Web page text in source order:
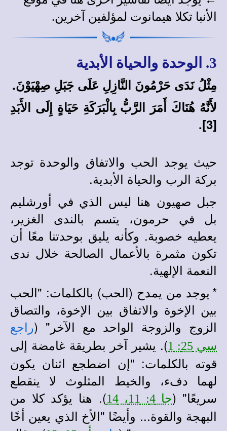
الأنبا تكلا هيمانوت لمؤلفين آخرين.
3. الوحدة والحياة الأبدية
مِثْلُ نَدَى حَرْمُونَ النَّازِلِ عَلَى جَبَلِ صِهْيَوْنَ.
لأَنَّهُ هُنَاكَ أَمَرَ الرَّبُّ بِالْبَرَكَةِ حَيَاةٍ إِلَى الأَبَدِ
[3].
حيث يوجد الحب والاتفاق والوحدة توجد
بركة الرب والحياة الأبدية.
جبل صهيون هنا ليس الذي في أورشليم
بل في حرمون، يتسم بالندى الغزير،
يعطيه خصوبة. وكأنه يليق بوحدتنا معًا أن
تكون مثمرة بالأعمال الصالحة خلال ندى
النعمة الإلهية.
* يوجد من يمدح (الحب) بالكلمات: "الحب
بين الإخوة والاتفاق بين الإخوة، والتصاق
الزوج والزوجة الواحد مع الآخر" (راجع
سي 25: 1
). يشير آخر بطريقة غامضة إلى
قوته بالكلمات: "إن اضطجع اثنان يكون
لهما دفء، والخيط المثلوث لا ينقطع
سريعًا" (جا 4: 11، 14
). هنا يؤكد كلا من
البهجة والقوة... وأيضًا "الأخ الذي يعين أخًا